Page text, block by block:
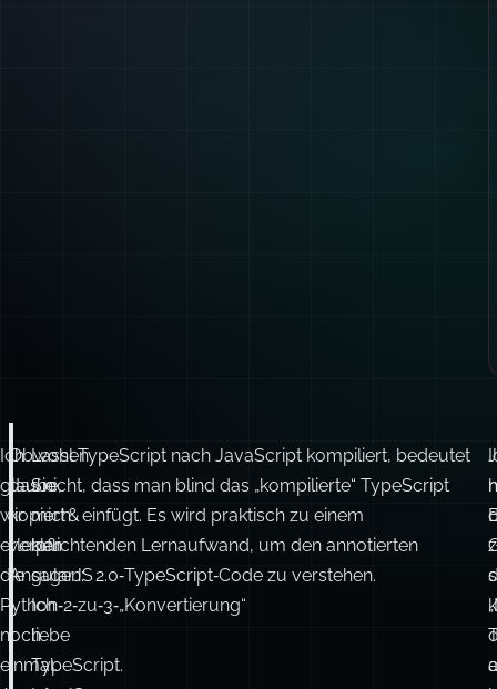
Ich
glaube,
wir
erleben
die
Python‑2‑zu‑3‑„Konvertierung“
noch
einmal.
Lassen
Sie
mich
klar
sagen:
Ich
liebe
TypeScript.
Obwohl TypeScript nach JavaScript kompiliert, bedeutet
das nicht, dass man blind das „kompilierte“ TypeScript
kopiert & einfügt. Es wird praktisch zu einem
verpflichtenden Lernaufwand, um den annotierten
AngularJS 2.0‑TypeScript‑Code zu verstehen.